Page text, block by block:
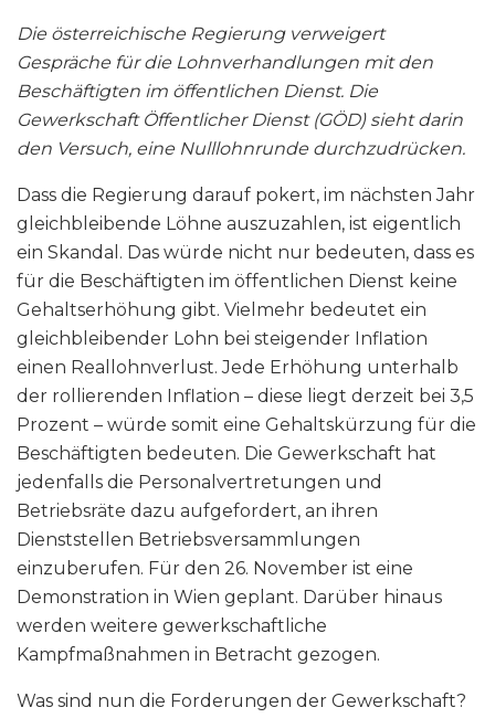
Die österreichische Regierung verweigert
Gespräche für die Lohnverhandlungen mit den
Beschäftigten im öffentlichen Dienst. Die
Gewerkschaft Öffentlicher Dienst (GÖD) sieht darin
den Versuch, eine Nulllohnrunde durchzudrücken.
Dass die Regierung darauf pokert, im nächsten Jahr
gleichbleibende Löhne auszuzahlen, ist eigentlich
ein Skandal. Das würde nicht nur bedeuten, dass es
für die Beschäftigten im öffentlichen Dienst keine
Gehaltserhöhung gibt. Vielmehr bedeutet ein
gleichbleibender Lohn bei steigender Inflation
einen Reallohnverlust. Jede Erhöhung unterhalb
der rollierenden Inflation – diese liegt derzeit bei 3,5
Prozent – würde somit eine Gehaltskürzung für die
Beschäftigten bedeuten. Die Gewerkschaft hat
jedenfalls die Personalvertretungen und
Betriebsräte dazu aufgefordert, an ihren
Dienststellen Betriebsversammlungen
einzuberufen. Für den 26. November ist eine
Demonstration in Wien geplant. Darüber hinaus
werden weitere gewerkschaftliche
Kampfmaßnahmen in Betracht gezogen.
Was sind nun die Forderungen der Gewerkschaft?